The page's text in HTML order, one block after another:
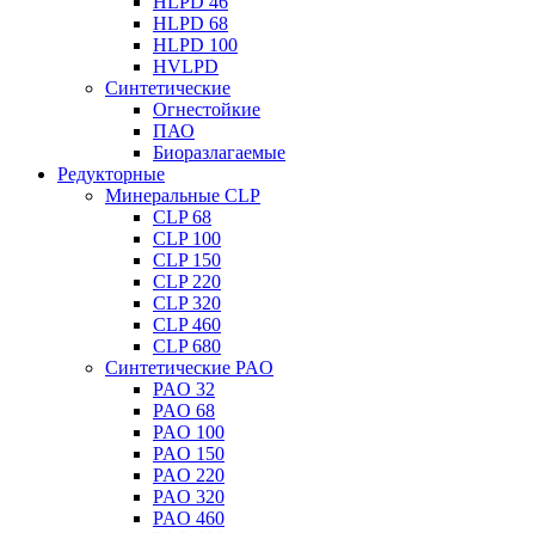
HLPD 68
HLPD 100
HVLPD
Синтетические
Огнестойкие
ПАО
Биоразлагаемые
Редукторные
Минеральные CLP
CLP 68
CLP 100
CLP 150
CLP 220
CLP 320
CLP 460
CLP 680
Синтетические PAO
PAO 32
PAO 68
PAO 100
PAO 150
PAO 220
PAO 320
PAO 460